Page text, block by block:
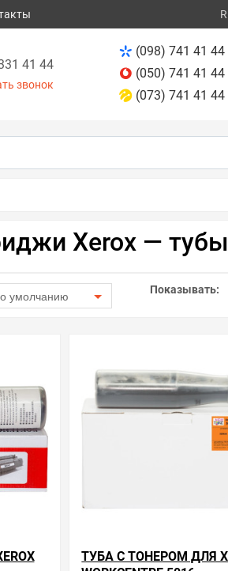
41 44
звонок
(098) 741 41 44
(050) 741 41 44
(073) 741 41 44
Xerox — тубы
умолчанию
Показывать:
ТУБА С ТОНЕРОМ ДЛЯ